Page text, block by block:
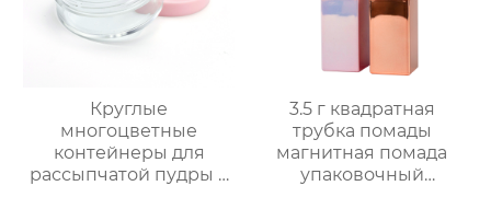
Круглые
многоцветные
контейнеры для
рассыпчатой пудры с
3.5 г квадратная
трубка помады
магнитная помада
упаковочный